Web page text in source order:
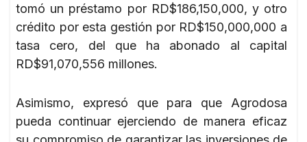
tomó un préstamo por RD$186,150,000, y otro
crédito por esta gestión por RD$150,000,000 a
tasa cero, del que ha abonado al capital
RD$91,070,556 millones.
Asimismo, expresó que para que Agrodosa
pueda continuar ejerciendo de manera eficaz